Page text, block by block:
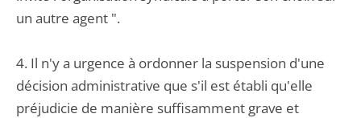
un autre agent ".
4. Il n'y a urgence à ordonner la suspension d'une
décision administrative que s'il est établi qu'elle
préjudicie de manière suffisamment grave et